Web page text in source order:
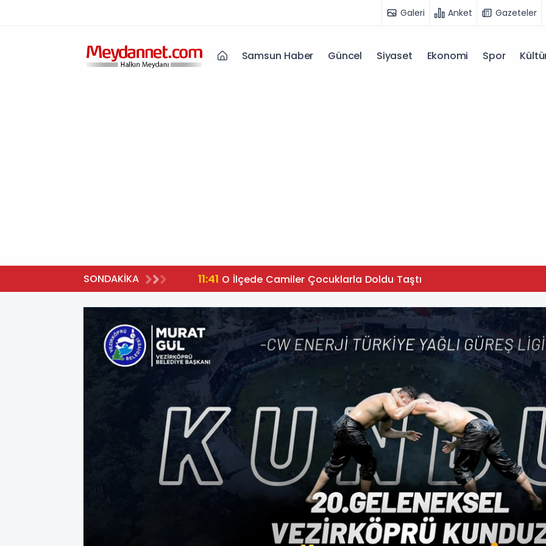
Galeri Anket Gazeteler
Samsun Haber Güncel Siyaset Ekonomi Spor
SONDAKİKA 11:41 O İlçede Camiler Çocuklarla Doldu Taştı